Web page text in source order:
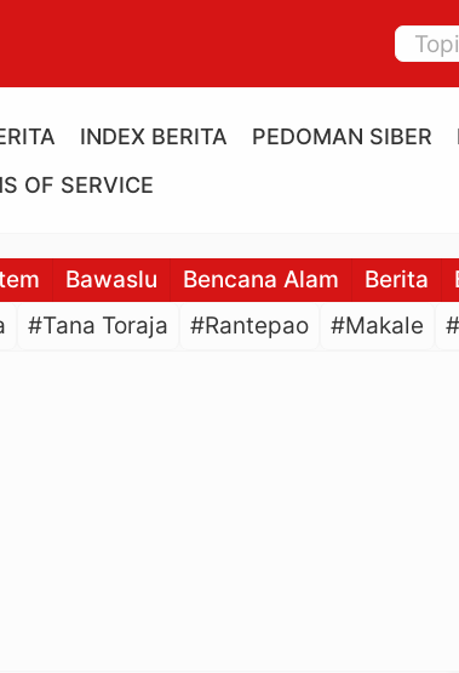
INDEX BERITA PEDOMAN SIBER
OF SERVICE
Bawaslu Bencana Alam Berita
#Tana Toraja #Rantepao #Makale